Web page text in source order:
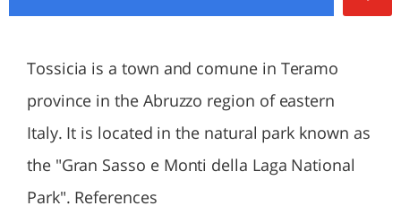
Tossicia is a town and comune in Teramo
province in the Abruzzo region of eastern
Italy. It is located in the natural park known as
the "Gran Sasso e Monti della Laga National
Park". References